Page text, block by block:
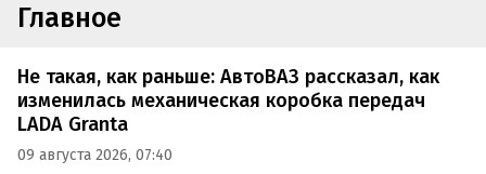
Главное
Не такая, как раньше: АвтоВАЗ рассказал, как
изменилась механическая коробка передач
LADA Granta
09 августа 2026, 07:40